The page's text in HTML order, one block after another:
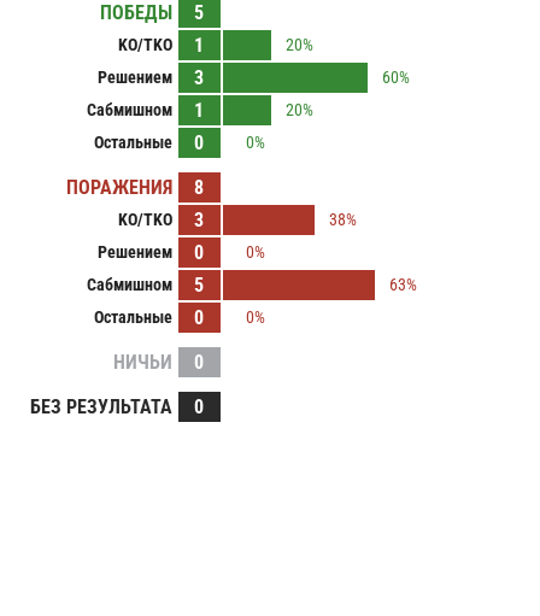
ПОБЕДЫ
5
KO/TKO 1
20%
Решением
3
60%
Сабмишном
1
20%
Остальные
0 0%
ПОРАЖЕНИЯ 8
KO/TKO 3
38%
Решением
0
0%
Сабмишном
5
63%
Остальные
0 0%
НИЧЬИ
0
БЕЗ РЕЗУЛЬТАТА
0